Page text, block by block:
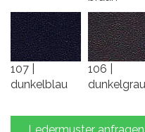
107 |
dunkelblau
106 |
dunkelgrau